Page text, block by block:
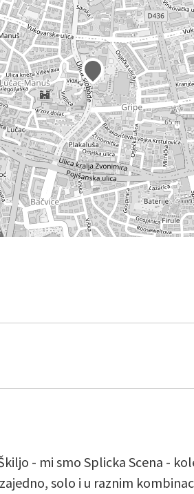
- mi smo Splicka Scena -
solo i u raznim